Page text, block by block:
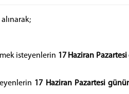
isteyenlerin 17 Haziran
17 Haziran Pazartesi